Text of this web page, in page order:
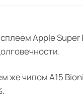
Apple
же чипом A15